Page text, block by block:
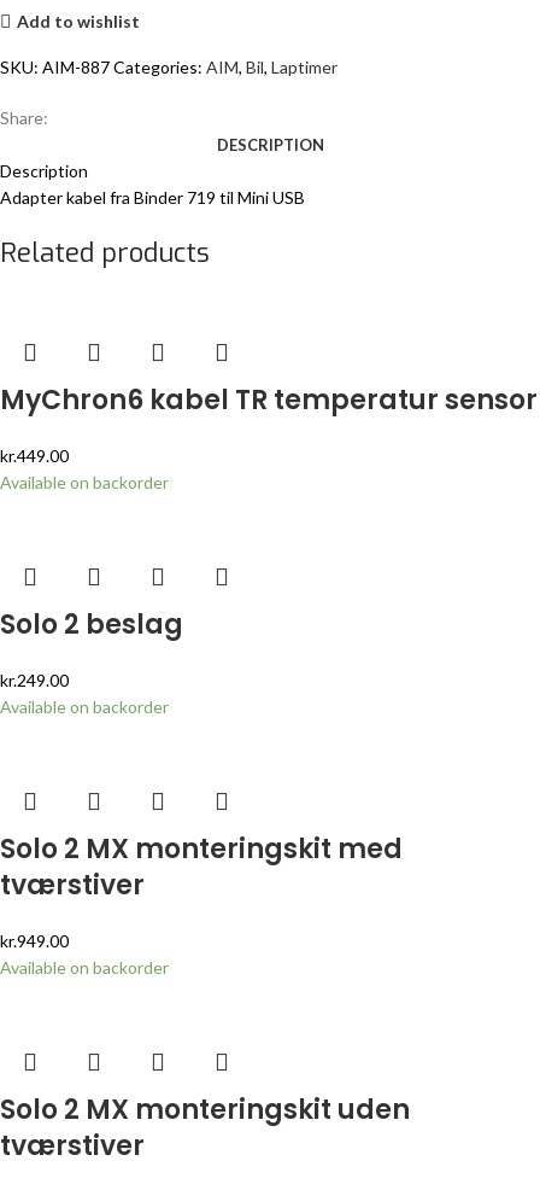
Add to wishlist
SKU: AIM-887Categories: AIM, Bil, Laptimer
Share:
DESCRIPTION
Description
Adapter kabel fra Binder 719 til Mini USB
Related products
MyChron6 kabel TR temperatur sensor
kr.449.00
Available on backorder
Solo 2 beslag
kr.249.00
Available on backorder
Solo 2 MX monteringskit med
tværstiver
kr.949.00
Available on backorder
Solo 2 MX monteringskit uden
tværstiver